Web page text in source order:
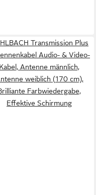
Transmission Plus
Audio- & Video-
Kabel, Antenne männlich,
weiblich (170 cm),
Farbwiedergabe,
Effektive Schirmung